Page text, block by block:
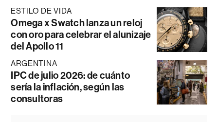
ESTILO DE VIDA
Omega x Swatch lanza un reloj
con oro para celebrar el alunizaje
del Apollo 11
ARGENTINA
IPC de julio 2026: de cuánto
sería la inflación, según las
consultoras